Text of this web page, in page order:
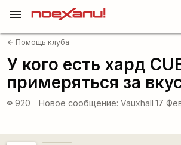
menu
arrow_back Помощь клуба
У кого есть хард
примеряться за
visibility 920 Новое сообщение: Vauxhall 17